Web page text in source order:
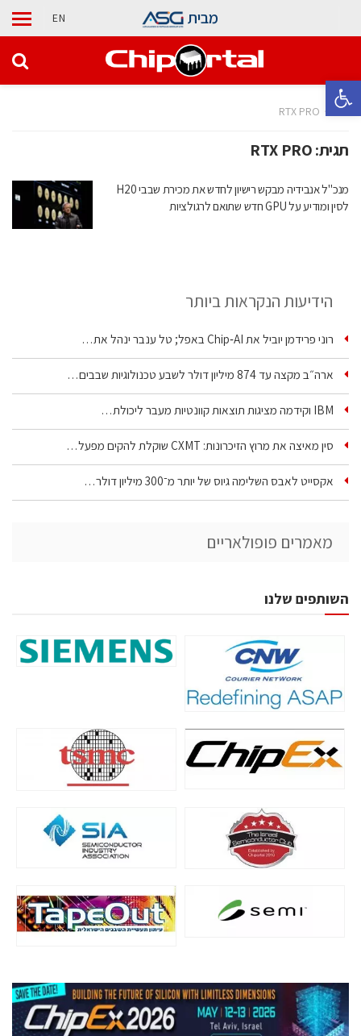
פתח סרגל נגישות
מבית EN
בית RTX PRO
תגית:RTX PRO
מנכ"ל אנבידיה מבקש רישיון לחדש את מכירת שבבי H20
לסין ומודיע על GPU חדש שתואם לרגולציות
הידיעות הנקראות ביותר
רוני פרידמן יוביל את Chip‑AI באפל; טל ענבר ינהל את…
ארה״ב מקצה עד 874 מיליון דולר לשבע טכנולוגיות שבבים…
IBM וקידמה מציגות תוצאות קוונטיות מעבר ליכולת…
סין מאיצה את מרוץ הזיכרונות: CXMT שוקלת להקים מפעל…
אקסייט לאבס השלימה גיוס של יותר מ־300 מיליון דולר…
מאמרים פופולאריים
השותפים שלנו